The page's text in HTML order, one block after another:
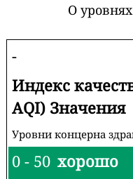
О
-
Индекс
AQI) Значения
Уровни концерна
0 - 50 хорошо